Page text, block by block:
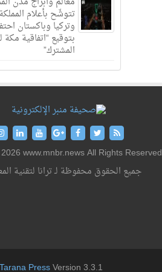
تتوشّح بأعلام المملكة
وتركيا وباكستان
بتوقيع “اتفاقية مكة
المشترك”
www.mnbr.news All Rights
جميع الحقوق محفوظة لـ ترانا لتقنية
Tarana PressVersion 3.3.1